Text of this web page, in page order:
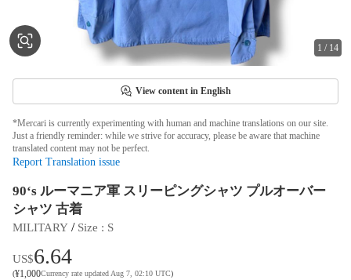
1 / 14
View content in English
*Mercari is currently experimenting with human and machine translations on our site.
Just a friendly reminder: while we strive for accuracy, please be aware that machine
translated content may not be perfect.
Report Translation issue
90‘s ルーマニア軍 スリーピングシャツ プルオーバー
シャツ 古着
MILITARY / Size : S
US$6.64
(¥1,000Currency rate updated Aug 7, 02:10 UTC)